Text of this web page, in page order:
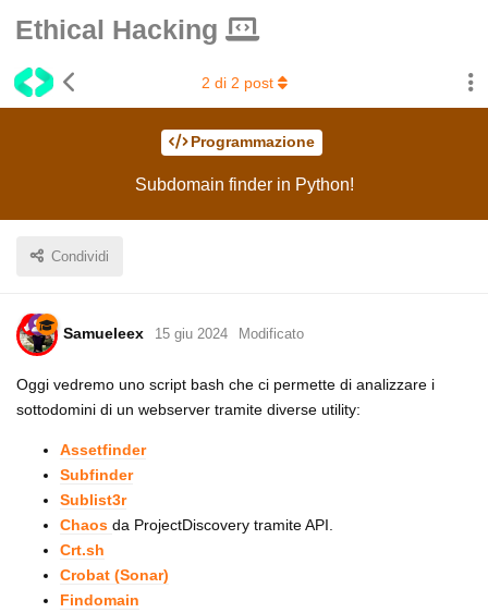
Ethical Hacking
Programmazione
Subdomain finder in Python!
Condividi
2 di 2 post
Samueleex 15 giu 2024 Modificato
Oggi vedremo uno script bash che ci permette di analizzare i
sottodomini di un webserver tramite diverse utility:
Assetfinder
Subfinder
Sublist3r
Chaos da ProjectDiscovery tramite API.
Crt.sh
Crobat (Sonar)
Findomain